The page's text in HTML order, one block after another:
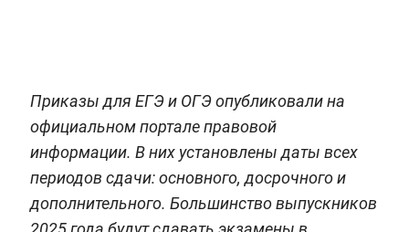
Приказы для ЕГЭ и ОГЭ опубликовали на
официальном портале правовой
информации. В них установлены даты всех
периодов сдачи: основного, досрочного и
дополнительного. Большинство выпускников